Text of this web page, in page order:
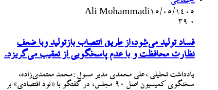
Ali Mohammadi ۱۵/۰۵/۱۴۰۵
۰
فساد تولید می‌شود،از طریق انتصاب بازتولید وبا ضعف
نظارت محافظت و با عدم پاسخگویی از تعقیب می‌گریزد.
یادداشت تحلیلی ،علی محمدی مدیر مسول :محمد معتمدی‌زاده،
سخنگوی کمیسیون اصل ۹۰ مجلس، در گفتگو با «نود اقتصادی» بر